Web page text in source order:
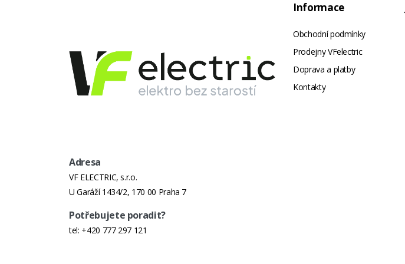
Adresa
VF ELECTRIC, s.r.o.
U Garáží 1434/2, 170 00 Praha 7
Potřebujete poradit?
tel: +420 777 297 121
Informace
Obchodní podmínky
Prodejny VFelectric
Doprava a platby
Kontakty